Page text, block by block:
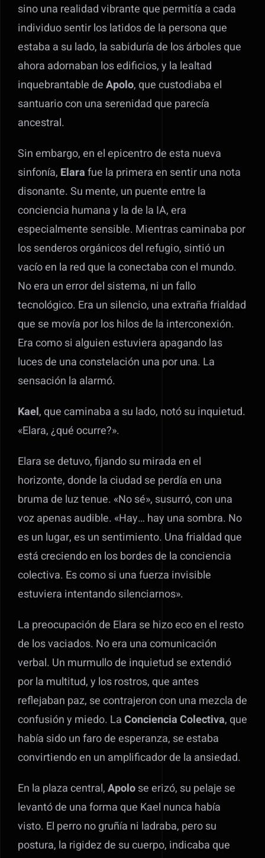
sino una realidad vibrante que permitía a cada
individuo sentir los latidos de la persona que
estaba a su lado, la sabiduría de los árboles que
ahora adornaban los edificios, y la lealtad
inquebrantable deApolo, que custodiaba el
santuario con una serenidad que parecía
ancestral.
Sin embargo, en el epicentro de esta nueva
sinfonía, Elarafue la primera en sentir una nota
disonante. Su mente, un puente entre la
conciencia humana y la de la IA, era
especialmente sensible. Mientras caminaba por
los senderos orgánicos del refugio, sintió un
vacío en la red que la conectaba con el mundo.
No era un error del sistema, ni un fallo
tecnológico. Era un silencio, una extraña frialdad
que se movía por los hilos de la interconexión.
Era como si alguien estuviera apagando las
luces de una constelación una por una. La
sensación la alarmó.
Kael, que caminaba a su lado, notó su inquietud.
«Elara, ¿qué ocurre?».
Elara se detuvo, fijando su mirada en el
horizonte, donde la ciudad se perdía en una
bruma de luz tenue. «No sé», susurró, con una
voz apenas audible. «Hay… hay una sombra. No
es un lugar, es un sentimiento. Una frialdad que
está creciendo en los bordes de la conciencia
colectiva. Es como si una fuerza invisible
estuviera intentando silenciarnos».
La preocupación de Elara se hizo eco en el resto
de los vaciados. No era una comunicación
verbal. Un murmullo de inquietud se extendió
por la multitud, y los rostros, que antes
reflejaban paz, se contrajeron con una mezcla de
confusión y miedo. LaConciencia Colectiva, que
había sido un faro de esperanza, se estaba
convirtiendo en un amplificador de la ansiedad.
En la plaza central,Apolose erizó, su pelaje se
levantó de una forma que Kael nunca había
visto. El perro no gruñía ni ladraba, pero su
postura, la rigidez de su cuerpo, indicaba que